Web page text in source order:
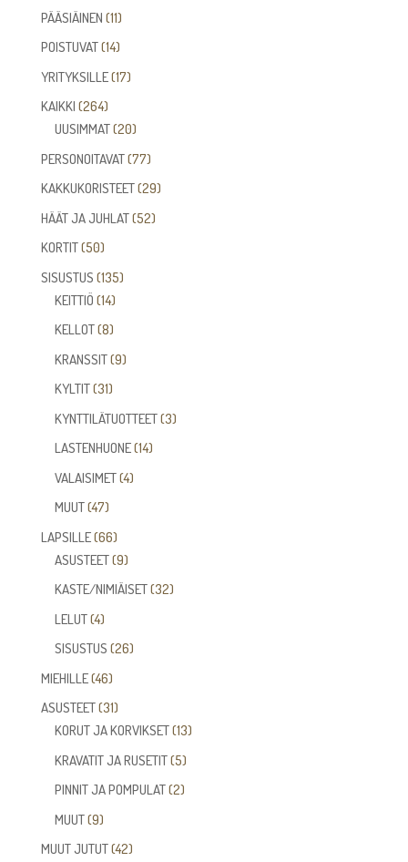
tuotetta
PÄÄSIÄINEN 1111
tuotetta
POISTUVAT 1414
tuotetta
YRITYKSILLE 1717
KAIKKI 264264
tuotetta
UUSIMMAT 2020
tuotetta
PERSONOITAVAT 7777
tuotetta
KAKKUKORISTEET 2929
HÄÄT JA JUHLAT 5252
KORTIT 5050
tuotetta
SISUSTUS 135135
KEITTIÖ 1414
tuotetta
KELLOT 88
tuotetta
KRANSSIT 99
KYLTIT 3131
tuotetta
KYNTTILÄTUOTTEET 33
LASTENHUONE 1414
VALAISIMET 44
MUUT 4747
tuotetta
LAPSILLE 6666
tuotetta
ASUSTEET 99
tuotetta
KASTE/NIMIÄISET 3232
LELUT 44
tuotetta
SISUSTUS 2626
MIEHILLE 4646
tuotetta
ASUSTEET 3131
tuotetta
KORUT JA KORVIKSET 1313
KRAVATIT JA RUSETIT 55
tuotetta
PINNIT JA POMPULAT 22
MUUT 99
tuotetta
MUUT JUTUT 4242